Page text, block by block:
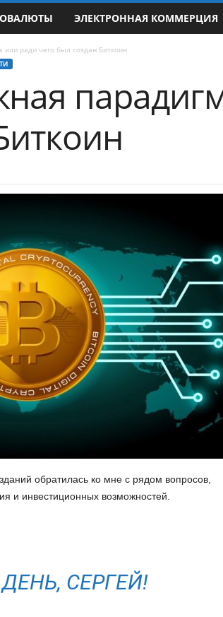
ЭЛЕКТРОННАЯ КОММЕРЦИЯ
ради чего был создан Биткоин
обратилась ко мне с рядом вопросов,
и инвестиционных возможностей.
СЕРГЕЙ!